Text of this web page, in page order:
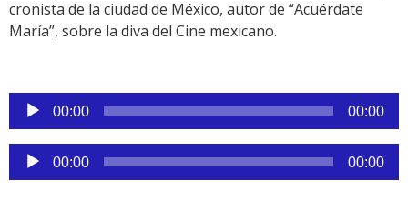
cronista de la ciudad de México, autor de “Acuérdate
María”, sobre la diva del Cine mexicano.
Reproductor
de
audio
00:00 00:00
Reproductor
de
00:00 00:00